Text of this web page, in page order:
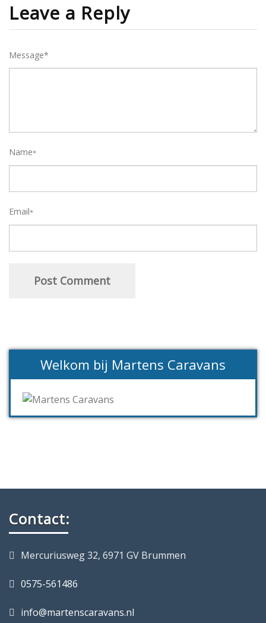
Leave a Reply
Message*
Name*
Email*
Welkom bij Martens Caravans
Contact:
Mercuriusweg 32, 6971 GV Brummen
0575-561486
info@martenscaravans.nl